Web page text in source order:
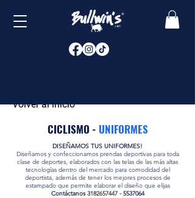
Volver al inicio
CICLISMO - UNIFORMES
DISEÑAMOS TUS UNIFORMES!
Diseñamos y confeccionamos prendas deportivas para toda
clase de deportes, elaborados con las telas de las más altas
tecnologías dentro del mercado para comodidad del
deportista, además de tener los mejores procesos de
estampado que permite elaborar el diseño que elijas
Contáctanos3182657447 -5537064